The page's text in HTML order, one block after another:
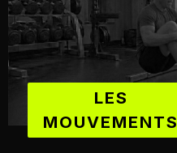
LES
MOUVEMENTS